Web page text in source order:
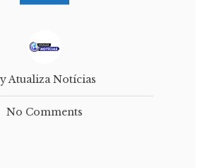
Atualiza Notícias
No Comments